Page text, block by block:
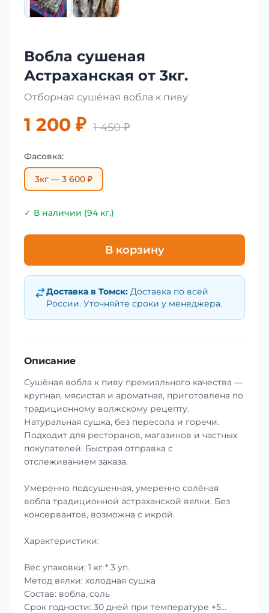
Вобла сушеная
Астраханская от 3кг.
Отборная сушёная вобла к пиву
1 200 ₽ 1 450 ₽
Фасовка:
3кг — 3 600 ₽
✓ В наличии (94 кг.)
В корзину
Доставка в Томск: Доставка по всей
России. Уточняйте сроки у менеджера.
Описание
Сушёная вобла к пиву премиального качества —
крупная, мясистая и ароматная, приготовлена по
традиционному волжскому рецепту.
Натуральная сушка, без пересола и горечи.
Подходит для ресторанов, магазинов и частных
покупателей. Быстрая отправка с
отслеживанием заказа.
Умеренно подсушенная, умеренно солёная
вобла традиционной астраханской вялки. Без
консервантов, возможна с икрой.
Характеристики:
Вес упаковки: 1 кг * 3 уп.
Метод вялки: холодная сушка
Состав: вобла, соль
Срок годности: 30 дней при температуре +5…